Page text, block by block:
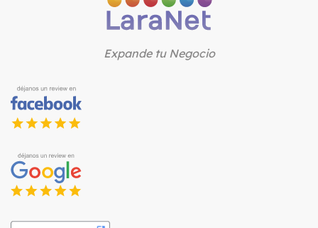
Expande tu Negocio